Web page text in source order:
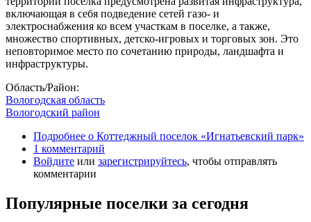
включающая в себя подведение сетей газо- и
электроснабжения ко всем участкам в поселке, а также,
множество спортивных, детско-игровых и торговых зон. Это
неповторимое место по сочетанию природы, ландшафта и
инфраструктуры.
Область/Район:
Вологодская область
Вологодский район
Подробнее о Коттеджный поселок «Игнатьевский парк»
1 комментарий
Войдите или зарегистрируйтесь, чтобы отправлять
комментарии
Популярные поселки за сегодня